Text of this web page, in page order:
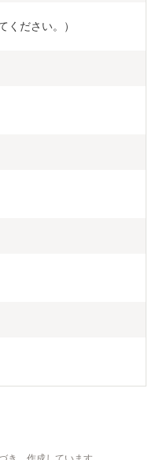
ください。）